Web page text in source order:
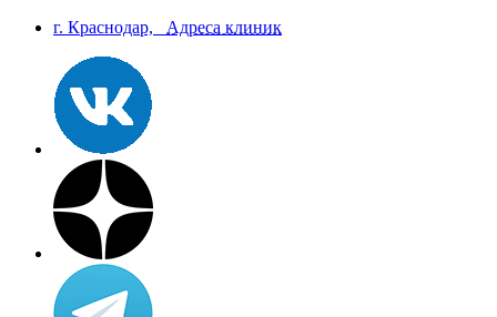
г. Краснодар, Aдреса клиник